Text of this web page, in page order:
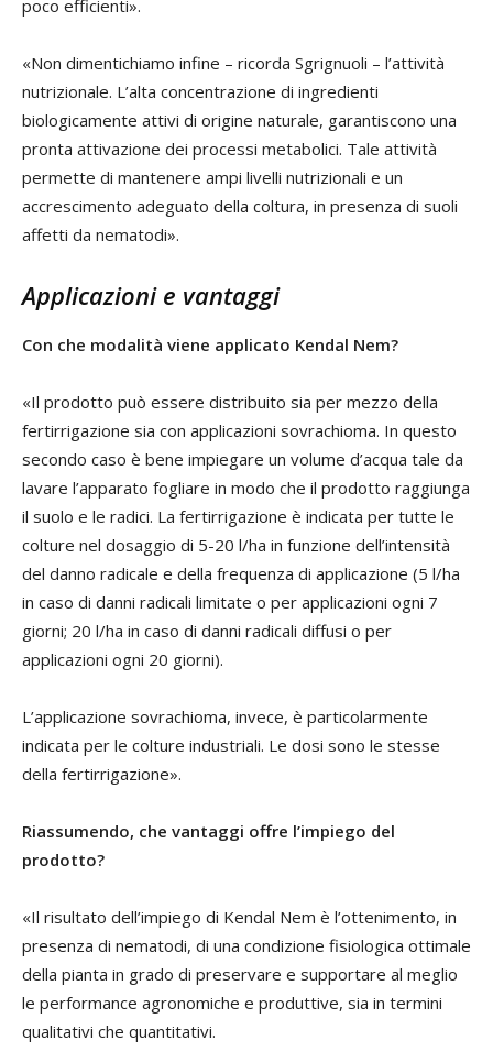
poco efficienti».
«Non dimentichiamo infine – ricorda Sgrignuoli – l’attività
nutrizionale. L’alta concentrazione di ingredienti
biologicamente attivi di origine naturale, garantiscono una
pronta attivazione dei processi metabolici. Tale attività
permette di mantenere ampi livelli nutrizionali e un
accrescimento adeguato della coltura, in presenza di suoli
affetti da nematodi».
Applicazioni e vantaggi
Con che modalità viene applicato Kendal Nem?
«Il prodotto può essere distribuito sia per mezzo della
fertirrigazione sia con applicazioni sovrachioma. In questo
secondo caso è bene impiegare un volume d’acqua tale da
lavare l’apparato fogliare in modo che il prodotto raggiunga
il suolo e le radici. La fertirrigazione è indicata per tutte le
colture nel dosaggio di 5-20 l/ha in funzione dell’intensità
del danno radicale e della frequenza di applicazione (5 l/ha
in caso di danni radicali limitate o per applicazioni ogni 7
giorni; 20 l/ha in caso di danni radicali diffusi o per
applicazioni ogni 20 giorni).
L’applicazione sovrachioma, invece, è particolarmente
indicata per le colture industriali. Le dosi sono le stesse
della fertirrigazione».
Riassumendo, che vantaggi offre l’impiego del
prodotto?
«Il risultato dell’impiego di Kendal Nem è l’ottenimento, in
presenza di nematodi, di una condizione fisiologica ottimale
della pianta in grado di preservare e supportare al meglio
le performance agronomiche e produttive, sia in termini
qualitativi che quantitativi.